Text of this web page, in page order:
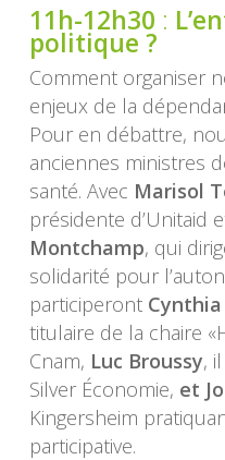
11h-12h30 :
politique ?
Comment organiser
enjeux de la
Pour en débattre,
anciennes ministres
santé. Avec Marisol
présidente d’Unitaid
Montchamp, qui
solidarité pour
participerontCynthia
titulaire de la chaire
Cnam, Luc Broussy,
Silver Économie, et
Kingersheim
participative.